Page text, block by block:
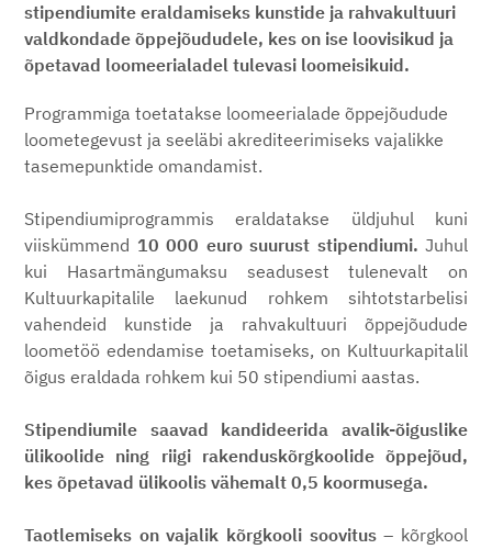
stipendiumite eraldamiseks kunstide ja rahvakultuuri
valdkondade õppejõududele, kes on ise loovisikud ja
õpetavad loomeerialadel tulevasi loomeisikuid.
Programmiga toetatakse loomeerialade õppejõudude
loometegevust ja seeläbi akrediteerimiseks vajalikke
tasemepunktide omandamist.
Stipendiumiprogrammis eraldatakse üldjuhul kuni
viiskümmend 10 000 euro suurust stipendiumi. Juhul
kui Hasartmängumaksu seadusest tulenevalt on
Kultuurkapitalile laekunud rohkem sihtotstarbelisi
vahendeid kunstide ja rahvakultuuri õppejõudude
loometöö edendamise toetamiseks, on Kultuurkapitalil
õigus eraldada rohkem kui 50 stipendiumi aastas.
Stipendiumile saavad kandideerida avalik-õiguslike
ülikoolide ning riigi rakenduskõrgkoolide õppejõud,
kes õpetavad ülikoolis vähemalt 0,5 koormusega.
Taotlemiseks on vajalik kõrgkooli soovitus– kõrgkool